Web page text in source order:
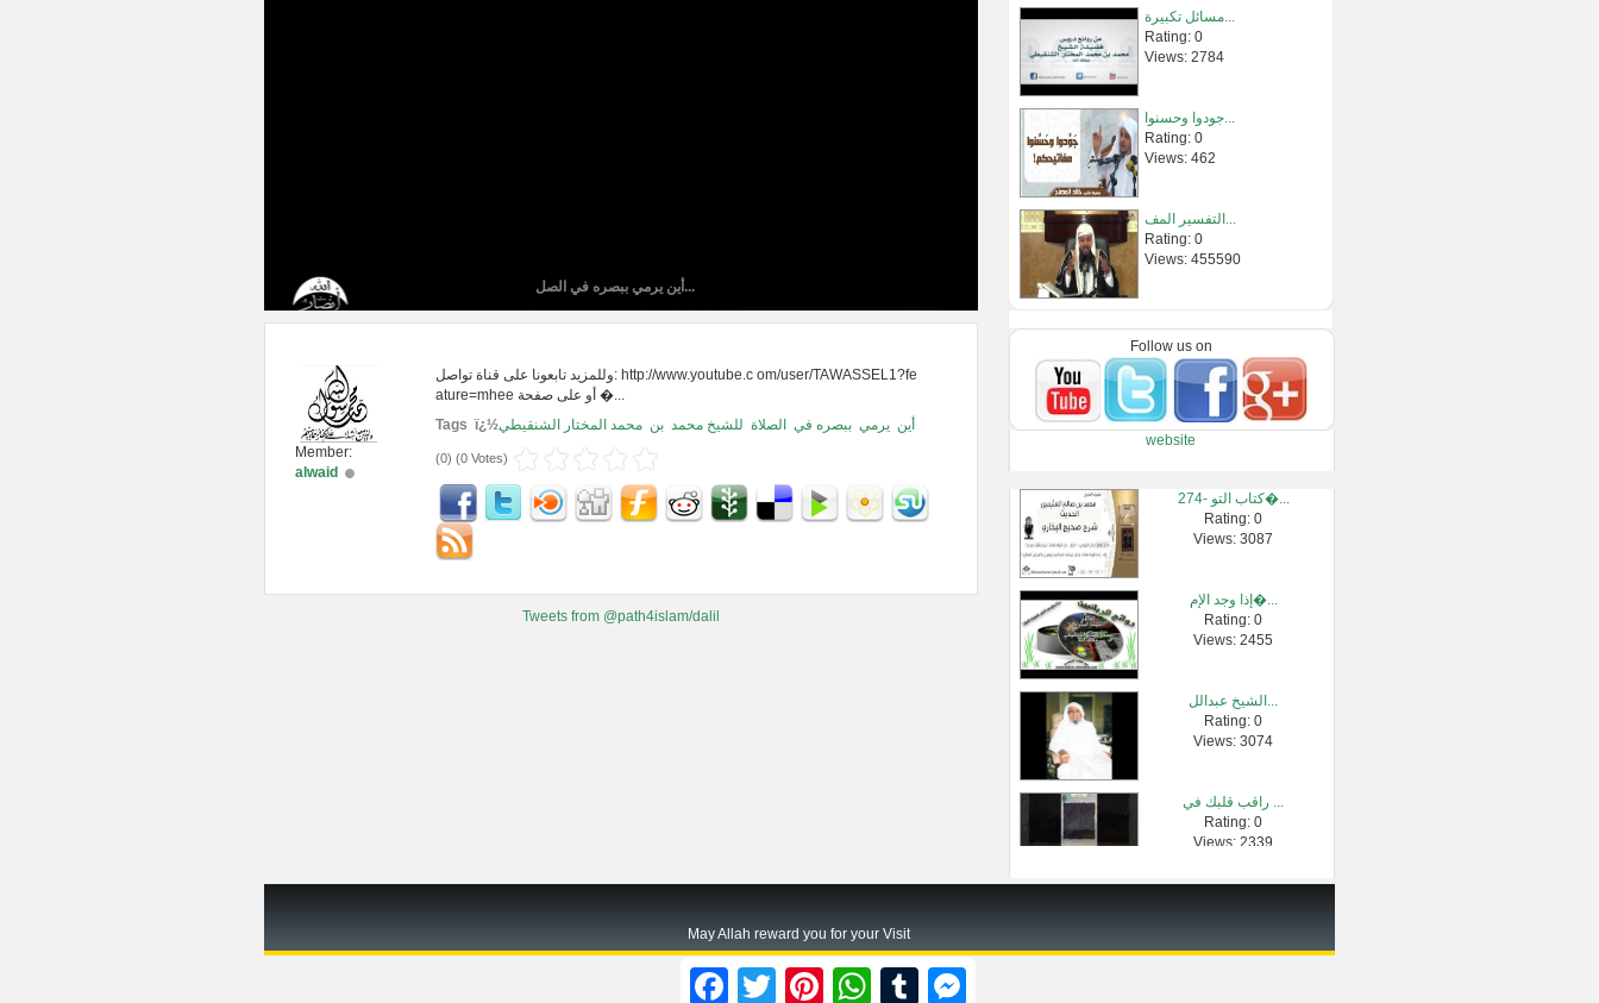
أين يرمي ببصره في الصل...
Member:
alwaid
وللمزيد تابعونا على قناة تواصل: http://www.youtube.c om/user/TAWASSEL1?fe
ature=mhee أو على صفحة �...
Tags ï¿½
أين يرمي ببصره في الصلاة للشيخ محمد بن محمد المختار الشنقيطي
(0) (0 Votes)
Tweets from @path4islam/dalil
مسائل تكبيرة...
Rating: 0
Views: 2784
جودوا وحسنوا...
Rating: 0
Views: 462
التفسير المف...
Rating: 0
Views: 455590
Rating: 0
Views: 76564
من فتاوى الش�...
Rating: 0
أمر مفيد جدا ...
Rating: 0
سورة البقرة �...
Rating: 0
فقه المعاملا...
Rating: 0
تأملات(سورة �...
Rating: 0
Follow us on
website
274- كتاب التو�...
Rating: 0
Views: 3087
إذا وجد الإم�...
Rating: 0
Views: 2455
الشيخ عبدالل...
Rating: 0
Views: 3074
راقب قلبك في ...
Rating: 0
Views: 2339
May Allah reward you for your Visit
FacebookTwitter Pinterest WhatsAppTumblr